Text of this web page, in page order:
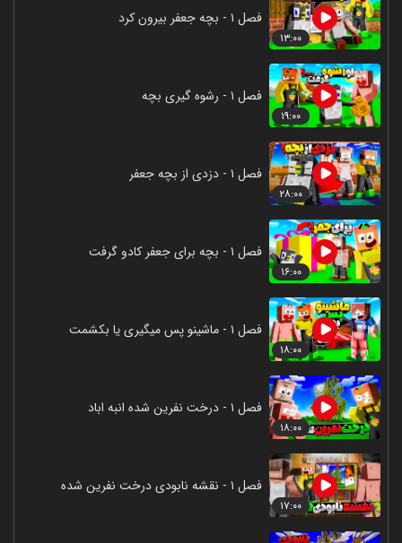
۱۳:۰۰
فصل ۱ - بچه جعفر بیرون کرد
۱۹:۰۰
فصل ۱ - رشوه گیری بچه
۲۸:۰۰
فصل ۱ - دزدی از بچه جعفر
۱۶:۰۰
فصل ۱ - بچه برای جعفر کادو گرفت
۱۸:۰۰
فصل ۱ - ماشینو پس میگیری یا بکشمت
۱۸:۰۰
فصل ۱ - درخت نفرین شده انبه اباد
۱۷:۰۰
فصل ۱ - نقشه نابودی درخت نفرین شده